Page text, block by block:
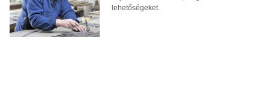
lehetőségeket.